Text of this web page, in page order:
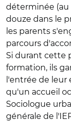
déterminée (au
douze dans le
les parents
parcours
Si durant cette
formation, ils
l'entrée de leur
qu'un accueil
Sociologue
générale de